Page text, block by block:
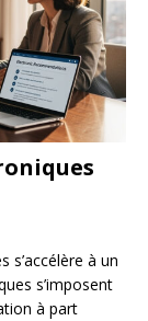
s’accélère à un
s’imposent
à part